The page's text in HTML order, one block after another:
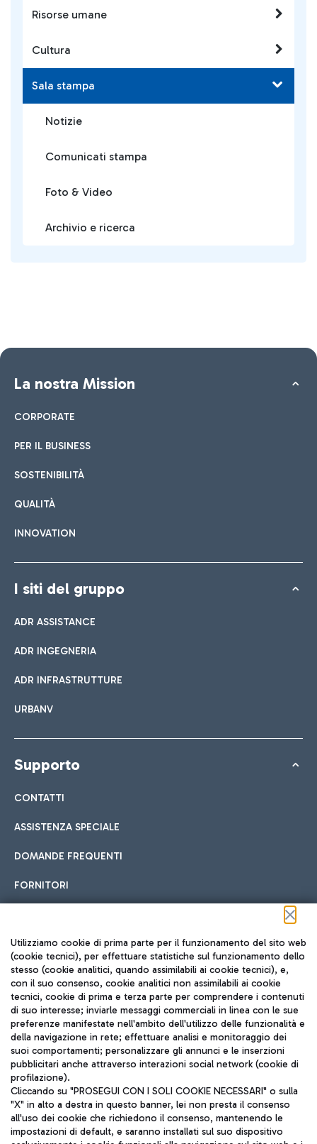
Risorse umane
Cultura
Sala stampa
Notizie
Comunicati stampa
Foto & Video
Archivio e ricerca
La nostra Mission
CORPORATE
PER IL BUSINESS
SOSTENIBILITÀ
QUALITÀ
INNOVATION
I siti del gruppo
ADR ASSISTANCE
ADR INGEGNERIA
ADR INFRASTRUTTURE
URBANV
Supporto
CONTATTI
ASSISTENZA SPECIALE
DOMANDE FREQUENTI
FORNITORI
Seguici sui social
TRAVEL JOURNAL
ITA
Utilizziamo cookie di prima parte per il funzionamento del sito web
(cookie tecnici), per effettuare statistiche sul funzionamento dello
stesso (cookie analitici, quando assimilabili ai cookie tecnici), e,
con il suo consenso, cookie analitici non assimilabili ai cookie
tecnici, cookie di prima e terza parte per comprendere i contenuti
di suo interesse; inviarle messaggi commerciali in linea con le sue
preferenze manifestate nell'ambito dell'utilizzo delle funzionalità e
della navigazione in rete; effettuare analisi e monitoraggio dei
suoi comportamenti; personalizzare gli annunci e le inserzioni
pubblicitari anche attraverso interazioni social network (cookie di
profilazione).
Cliccando su "PROSEGUI CON I SOLI COOKIE NECESSARI" o sulla
"X" in alto a destra in questo banner, lei non presta il consenso
all'uso dei cookie che richiedono il consenso, mantenendo le
impostazioni di default, e saranno installati sul suo dispositivo